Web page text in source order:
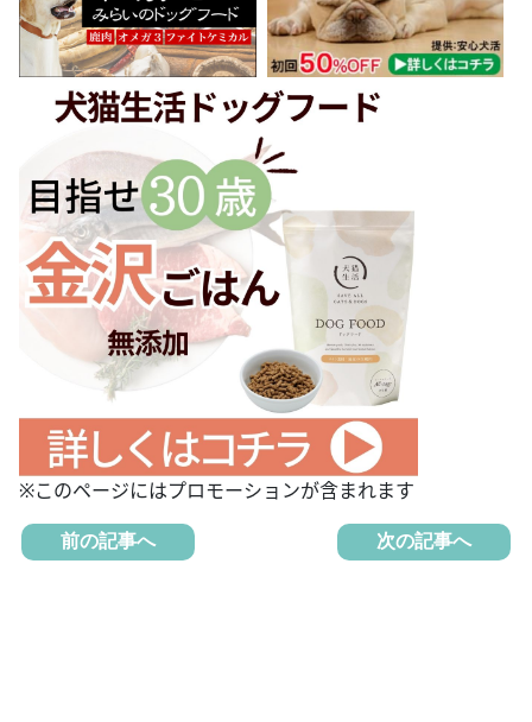
※このページにはプロモーションが含まれます
前の記事へ 次の記事へ